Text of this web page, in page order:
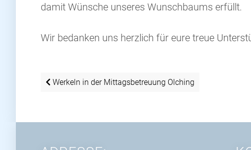
damit Wünsche unseres Wunschbaums erfüllt.
Wir bedanken uns herzlich für eure treue
Beitragsnavigation
Werkeln in der Mittagsbetreuung Olching